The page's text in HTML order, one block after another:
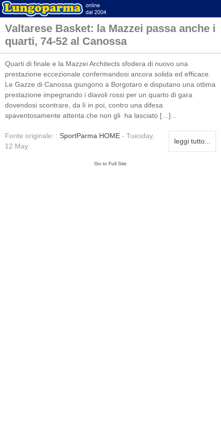
Valtarese Basket: la Mazzei passa anche i
quarti, 74-52 al Canossa
Quarti di finale e la Mazzei Architects sfodera di nuovo una
prestazione eccezionale confermandosi ancora solida ed efficace.
Le Gazze di Canossa giungono a Borgotaro e disputano una ottima
prestazione impegnando i diavoli rossi per un quarto di gara
dovendosi scontrare, da lì in poi, contro una difesa
spaventosamente attenta che non gli ha lasciato […]...
leggi tutto...
Fonte originale: : SportParma HOME - Tuesday,
12 May
Go to Full Site